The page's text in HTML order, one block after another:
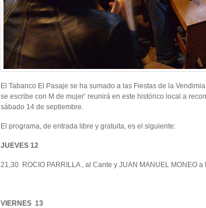
El Tabanco El Pasaje se ha sumado a las Fiestas de la
se escribe con M de mujer’ reunirá en este histórico local a
sábado 14 de septiembre.
El programa, de entrada libre y gratuita, es el siguiente:
JUEVES 12
21,30 ROCIO PARRILLA , al Cante y JUAN MANUEL MONEO a
VIERNES 13